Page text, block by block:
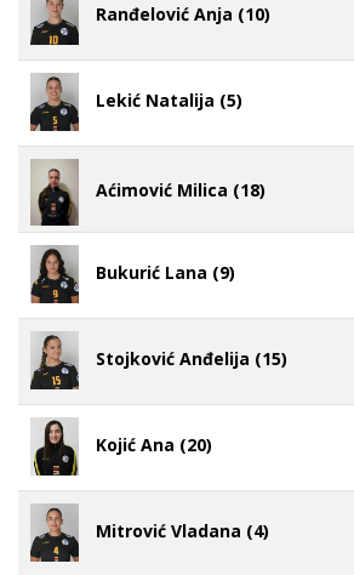
Ranđelović Anja (10)
Lekić Natalija (5)
Aćimović Milica (18)
Bukurić Lana (9)
Stojković Anđelija (15)
Kojić Ana (20)
Mitrović Vladana (4)